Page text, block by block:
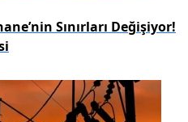
Sınırları Değişiyor!